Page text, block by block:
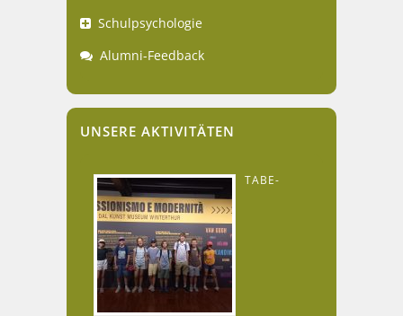
Schulpsychologie
Alumni-Feedback
UNSERE AKTIVITÄTEN
TABE-